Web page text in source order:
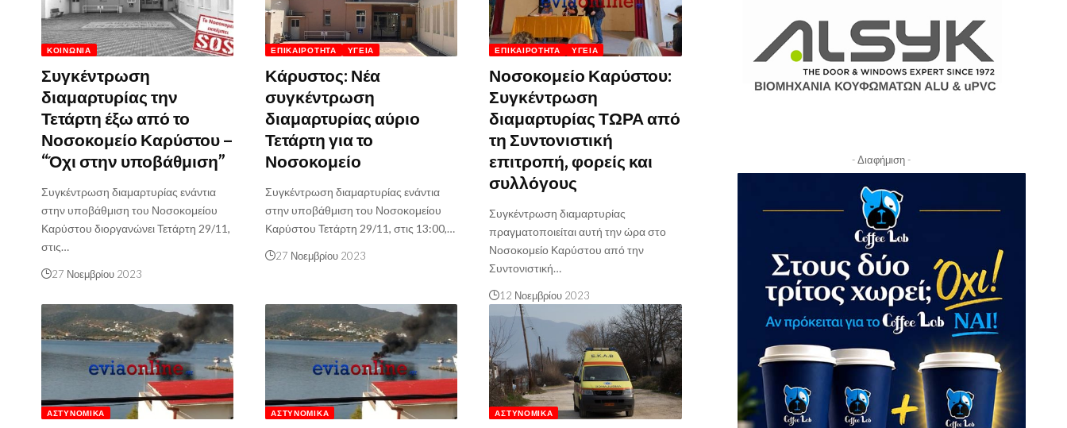
ΚΟΙΝΩΝΊΑ
Συγκέντρωση
διαμαρτυρίας την
Τετάρτη έξω από το
Νοσοκομείο Καρύστου –
“Όχι στην υποβάθμιση”
Συγκέντρωση διαμαρτυρίας ενάντια
στην υποβάθμιση του Νοσοκομείου
Καρύστου διοργανώνει Τετάρτη 29/11,
στις…
27 Νοεμβρίου 2023
ΕΠΙΚΑΙΡΌΤΗΤΑ ΥΓΕΊΑ
Κάρυστος: Νέα
συγκέντρωση
διαμαρτυρίας αύριο
Τετάρτη για το
Νοσοκομείο
Συγκέντρωση διαμαρτυρίας ενάντια
στην υποβάθμιση του Νοσοκομείου
Καρύστου Τετάρτη 29/11, στις 13:00,…
27 Νοεμβρίου 2023
ΕΠΙΚΑΙΡΌΤΗΤΑ ΥΓΕΊΑ
Νοσοκομείο Καρύστου:
Συγκέντρωση
διαμαρτυρίας ΤΩΡΑ από
τη Συντονιστική
επιτροπή, φορείς και
συλλόγους
Συγκέντρωση διαμαρτυρίας
πραγματοποιείται αυτή την ώρα στο
Νοσοκομείο Καρύστου από την
Συντονιστική…
12 Νοεμβρίου 2023
ΑΣΤΥΝΟΜΙΚΆ ΑΣΤΥΝΟΜΙΚΆ ΑΣΤΥΝΟΜΙΚΆ
- Διαφήμιση -